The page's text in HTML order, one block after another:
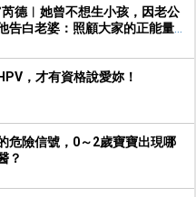
芮德︱她曾不想生小孩，因老公
告白老婆：照顧大家的正能量
，才有資格說愛妳！
危險信號，0～2歲寶寶出現哪
？